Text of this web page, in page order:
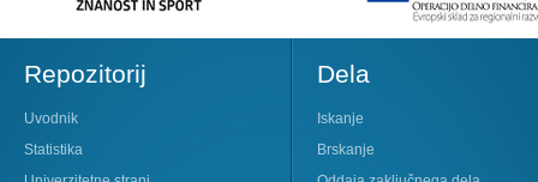
Repozitorij
Uvodnik
Statistika
Dela
Iskanje
Brskanje